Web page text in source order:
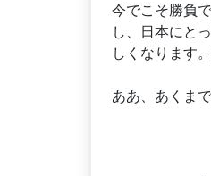
今でこそ勝負
し、日本にと
しくなります
ああ、あくま